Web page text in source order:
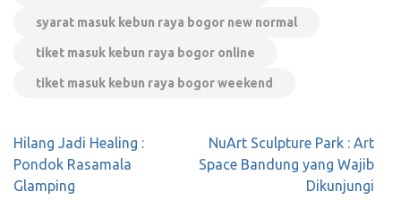
syarat masuk kebun raya bogor new normal
tiket masuk kebun raya bogor online
tiket masuk kebun raya bogor weekend
Navigasi
pos
Hilang Jadi Healing :
Pondok Rasamala
Glamping
NuArt Sculpture Park : Art
Space Bandung yang Wajib
Dikunjungi